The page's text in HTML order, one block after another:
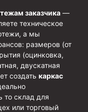
заказчика —
техническое
а мы
размеров (от
(оцинковка,
двускатная
создать каркас
склад для
или торговый